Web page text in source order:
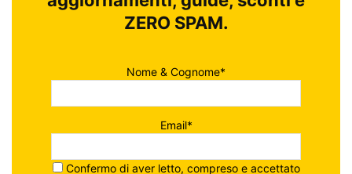
ZERO SPAM.
Nome & Cognome*
Email*
Confermo di aver letto, compreso e accettato